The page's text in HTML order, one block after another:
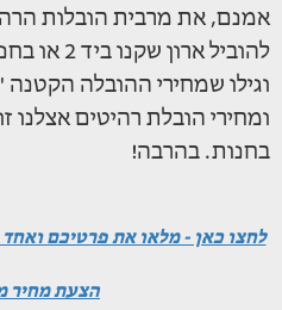
אמנם, את מרבית הובלות
להוביל ארון שקנו ביד 2 או בחנוית ורשתות ללריהוט ביתי
וגילו שמחירי ההובלה הקטנה
ומחירי הובלת רהיטים אצלנו
בחנות. בהרבה!
לחצו כאן - מלאו את פרטיכם ואחד
הצעת מחיר